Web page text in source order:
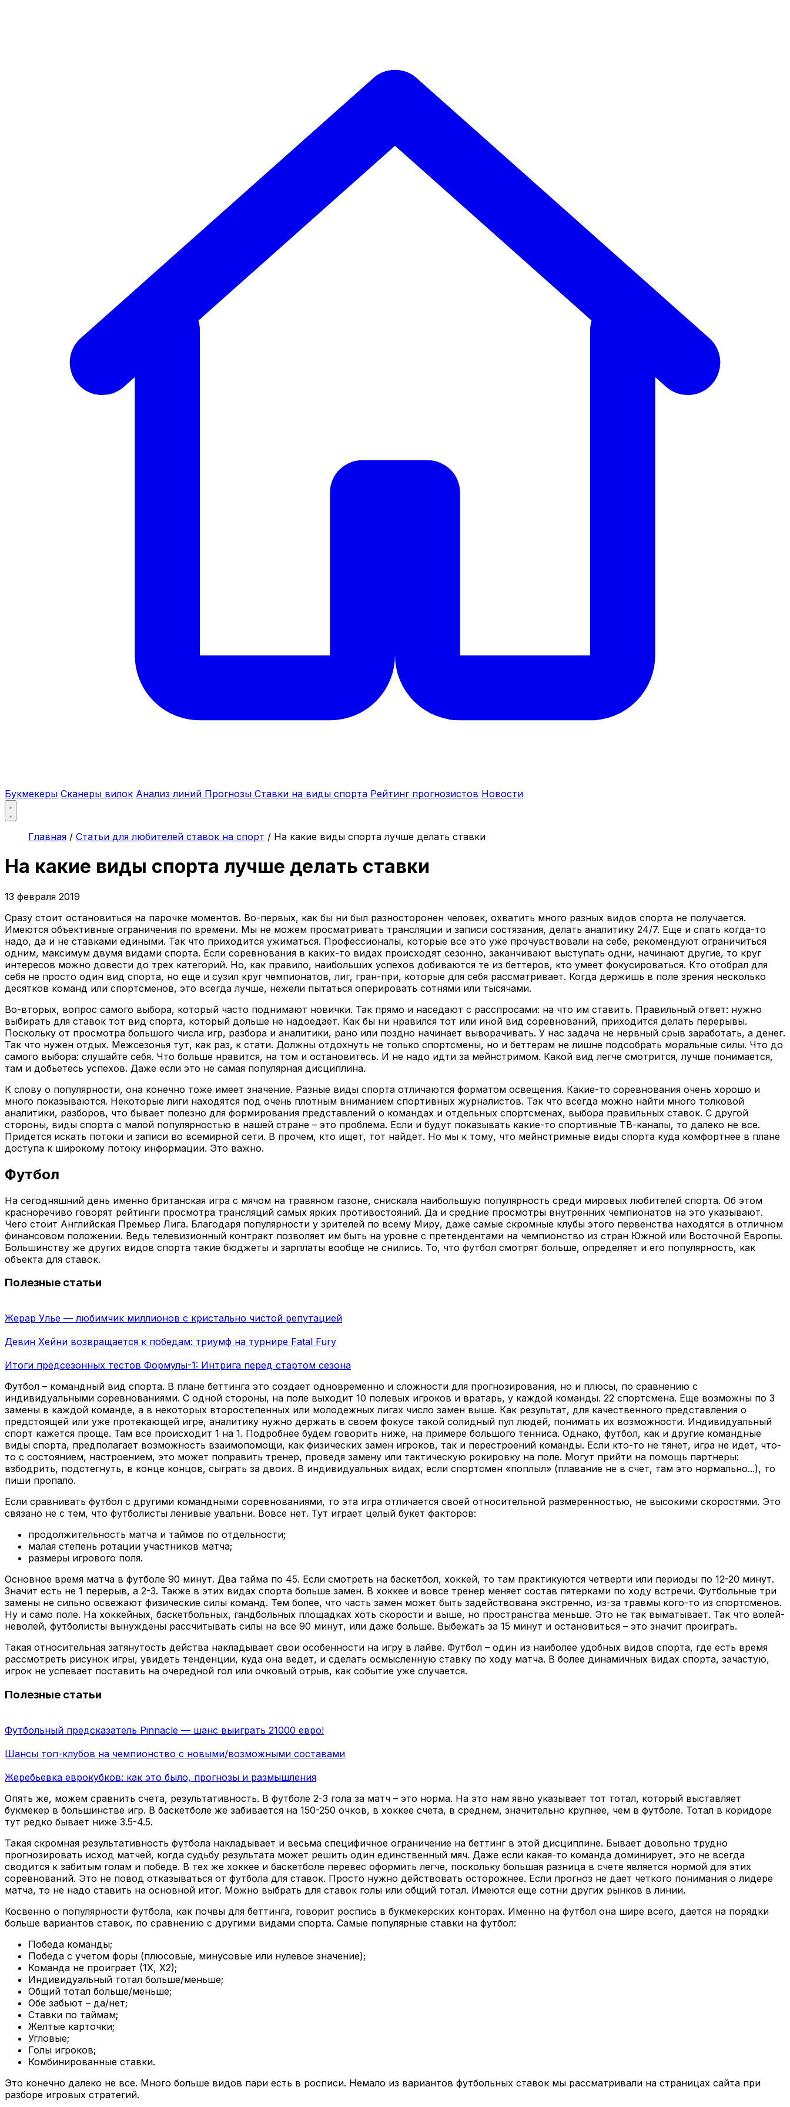
Букмекеры Сканеры вилок Анализ линий Прогнозы Ставки на виды спорта Рейтинг прогнозистов Новости
Главная / Статьи для любителей ставок на спорт / На какие виды спорта лучше делать ставки
На какие виды спорта лучше делать ставки
13 февраля 2019
Сразу стоит остановиться на парочке моментов. Во-первых, как бы ни был разносторонен человек, охватить много разных видов спорта не получается.
Имеются объективные ограничения по времени. Мы не можем просматривать трансляции и записи состязания, делать аналитику 24/7. Еще и спать когда-то
надо, да и не ставками едиными. Так что приходится ужиматься. Профессионалы, которые все это уже прочувствовали на себе, рекомендуют ограничиться
одним, максимум двумя видами спорта. Если соревнования в каких-то видах происходят сезонно, заканчивают выступать одни, начинают другие, то круг
интересов можно довести до трех категорий. Но, как правило, наибольших успехов добиваются те из беттеров, кто умеет фокусироваться. Кто отобрал для
себя не просто один вид спорта, но еще и сузил круг чемпионатов, лиг, гран-при, которые для себя рассматривает. Когда держишь в поле зрения несколько
десятков команд или спортсменов, это всегда лучше, нежели пытаться оперировать сотнями или тысячами.
Во-вторых, вопрос самого выбора, который часто поднимают новички. Так прямо и наседают с расспросами: на что им ставить. Правильный ответ: нужно
выбирать для ставок тот вид спорта, который дольше не надоедает. Как бы ни нравился тот или иной вид соревнований, приходится делать перерывы.
Поскольку от просмотра большого числа игр, разбора и аналитики, рано или поздно начинает выворачивать. У нас задача не нервный срыв заработать, а денег.
Так что нужен отдых. Межсезонья тут, как раз, к стати. Должны отдохнуть не только спортсмены, но и беттерам не лишне подсобрать моральные силы. Что до
самого выбора: слушайте себя. Что больше нравится, на том и остановитесь. И не надо идти за мейнстримом. Какой вид легче смотрится, лучше понимается,
там и добьетесь успехов. Даже если это не самая популярная дисциплина.
К слову о популярности, она конечно тоже имеет значение. Разные виды спорта отличаются форматом освещения. Какие-то соревнования очень хорошо и
много показываются. Некоторые лиги находятся под очень плотным вниманием спортивных журналистов. Так что всегда можно найти много толковой
аналитики, разборов, что бывает полезно для формирования представлений о командах и отдельных спортсменах, выбора правильных ставок. С другой
стороны, виды спорта с малой популярностью в нашей стране – это проблема. Если и будут показывать какие-то спортивные ТВ-каналы, то далеко не все.
Придется искать потоки и записи во всемирной сети. В прочем, кто ищет, тот найдет. Но мы к тому, что мейнстримные виды спорта куда комфортнее в плане
доступа к широкому потоку информации. Это важно.
Футбол
На сегодняшний день именно британская игра с мячом на травяном газоне, снискала наибольшую популярность среди мировых любителей спорта. Об этом
красноречиво говорят рейтинги просмотра трансляций самых ярких противостояний. Да и средние просмотры внутренних чемпионатов на это указывают.
Чего стоит Английская Премьер Лига. Благодаря популярности у зрителей по всему Миру, даже самые скромные клубы этого первенства находятся в отличном
финансовом положении. Ведь телевизионный контракт позволяет им быть на уровне с претендентами на чемпионство из стран Южной или Восточной Европы.
Большинству же других видов спорта такие бюджеты и зарплаты вообще не снились. То, что футбол смотрят больше, определяет и его популярность, как
объекта для ставок.
Полезные статьи
Жерар Улье — любимчик миллионов с кристально чистой репутацией
Девин Хейни возвращается к победам: триумф на турнире Fatal Fury
Итоги предсезонных тестов Формулы-1: Интрига перед стартом сезона
Футбол – командный вид спорта. В плане беттинга это создает одновременно и сложности для прогнозирования, но и плюсы, по сравнению с
индивидуальными соревнованиями. С одной стороны, на поле выходит 10 полевых игроков и вратарь, у каждой команды. 22 спортсмена. Еще возможны по 3
замены в каждой команде, а в некоторых второстепенных или молодежных лигах число замен выше. Как результат, для качественного представления о
предстоящей или уже протекающей игре, аналитику нужно держать в своем фокусе такой солидный пул людей, понимать их возможности. Индивидуальный
спорт кажется проще. Там все происходит 1 на 1. Подробнее будем говорить ниже, на примере большого тенниса. Однако, футбол, как и другие командные
виды спорта, предполагает возможность взаимопомощи, как физических замен игроков, так и перестроений команды. Если кто-то не тянет, игра не идет, что-
то с состоянием, настроением, это может поправить тренер, проведя замену или тактическую рокировку на поле. Могут прийти на помощь партнеры:
взбодрить, подстегнуть, в конце концов, сыграть за двоих. В индивидуальных видах, если спортсмен «поплыл» (плавание не в счет, там это нормально...), то
пиши пропало.
Если сравнивать футбол с другими командными соревнованиями, то эта игра отличается своей относительной размеренностью, не высокими скоростями. Это
связано не с тем, что футболисты ленивые увальни. Вовсе нет. Тут играет целый букет факторов:
продолжительность матча и таймов по отдельности;
малая степень ротации участников матча;
размеры игрового поля.
Основное время матча в футболе 90 минут. Два тайма по 45. Если смотреть на баскетбол, хоккей, то там практикуются четверти или периоды по 12-20 минут.
Значит есть не 1 перерыв, а 2-3. Также в этих видах спорта больше замен. В хоккее и вовсе тренер меняет состав пятерками по ходу встречи. Футбольные три
замены не сильно освежают физические силы команд. Тем более, что часть замен может быть задействована экстренно, из-за травмы кого-то из спортсменов.
Ну и само поле. На хоккейных, баскетбольных, гандбольных площадках хоть скорости и выше, но пространства меньше. Это не так выматывает. Так что волей-
неволей, футболисты вынуждены рассчитывать силы на все 90 минут, или даже больше. Выбежать за 15 минут и остановиться – это значит проиграть.
Такая относительная затянутость действа накладывает свои особенности на игру в лайве. Футбол – один из наиболее удобных видов спорта, где есть время
рассмотреть рисунок игры, увидеть тенденции, куда она ведет, и сделать осмысленную ставку по ходу матча. В более динамичных видах спорта, зачастую,
игрок не успевает поставить на очередной гол или очковый отрыв, как событие уже случается.
Полезные статьи
Футбольный предсказатель Pinnacle — шанс выиграть 21000 евро!
Шансы топ-клубов на чемпионство с новыми/возможными составами
Жеребьевка еврокубков: как это было, прогнозы и размышления
Опять же, можем сравнить счета, результативность. В футболе 2-3 гола за матч – это норма. На это нам явно указывает тот тотал, который выставляет
букмекер в большинстве игр. В баскетболе же забивается на 150-250 очков, в хоккее счета, в среднем, значительно крупнее, чем в футболе. Тотал в коридоре
тут редко бывает ниже 3.5-4.5.
Такая скромная результативность футбола накладывает и весьма специфичное ограничение на беттинг в этой дисциплине. Бывает довольно трудно
прогнозировать исход матчей, когда судьбу результата может решить один единственный мяч. Даже если какая-то команда доминирует, это не всегда
сводится к забитым голам и победе. В тех же хоккее и баскетболе перевес оформить легче, поскольку большая разница в счете является нормой для этих
соревнований. Это не повод отказываться от футбола для ставок. Просто нужно действовать осторожнее. Если прогноз не дает четкого понимания о лидере
матча, то не надо ставить на основной итог. Можно выбрать для ставок голы или общий тотал. Имеются еще сотни других рынков в линии.
Косвенно о популярности футбола, как почвы для беттинга, говорит роспись в букмекерских конторах. Именно на футбол она шире всего, дается на порядки
больше вариантов ставок, по сравнению с другими видами спорта. Самые популярные ставки на футбол:
Победа команды;
Победа с учетом форы (плюсовые, минусовые или нулевое значение);
Команда не проиграет (1Х, Х2);
Индивидуальный тотал больше/меньше;
Общий тотал больше/меньше;
Обе забьют – да/нет;
Ставки по таймам;
Желтые карточки;
Угловые;
Голы игроков;
Комбинированные ставки.
Это конечно далеко не все. Много больше видов пари есть в росписи. Немало из вариантов футбольных ставок мы рассматривали на страницах сайта при
разборе игровых стратегий.